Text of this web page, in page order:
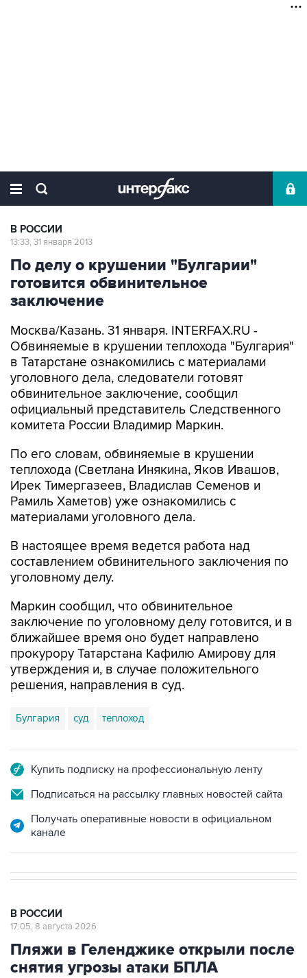
В РОССИИ
13:33, 31 января 2013
По делу о крушении "Булгарии"
готовится обвинительное
заключение
Москва/Казань. 31 января. INTERFAX.RU -
Обвиняемые в крушении теплохода "Булгария"
в Татарстане ознакомились с материалами
уголовного дела, следователи готовят
обвинительное заключение, сообщил
официальный представитель Следственного
комитета России Владимир Маркин.
По его словам, обвиняемые в крушении
теплохода (Светлана Инякина, Яков Ивашов,
Ирек Тимергазеев, Владислав Семенов и
Рамиль Хаметов) уже ознакомились с
материалами уголовного дела.
В настоящее время ведется работа над
составлением обвинительного заключения по
уголовному делу.
Маркин сообщил, что обвинительное
заключение по уголовному делу готовится, и в
ближайшее время оно будет направлено
прокурору Татарстана Кафилю Амирову для
утверждения и, в случае положительного
решения, направления в суд.
Булгария суд теплоход
Купить подписку на профессиональную ленту
Подписаться на рассылку главных новостей сайта
Получать оперативные новости в официальном
канале
В РОССИИ
17:05, 8 августа 2026
Пляжи в Геленджике открыли после
снятия угрозы атаки БПЛА